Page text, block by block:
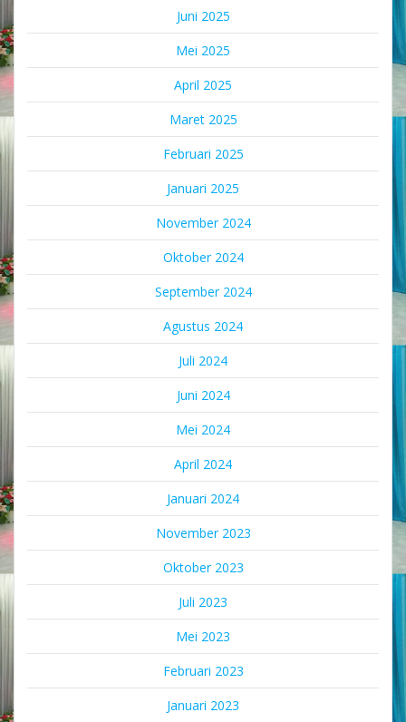
Juni 2025
Mei 2025
April 2025
Maret 2025
Februari 2025
Januari 2025
November 2024
Oktober 2024
September 2024
Agustus 2024
Juli 2024
Juni 2024
Mei 2024
April 2024
Januari 2024
November 2023
Oktober 2023
Juli 2023
Mei 2023
Februari 2023
Januari 2023